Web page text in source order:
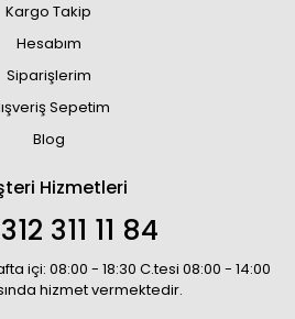
Kargo Takip
Hesabım
Siparişlerim
Sepetim
Blog
Hizmetleri
311 11 84
içi: 08:00 - 18:30 C.tesi 08:00 - 14:00
hizmet vermektedir.